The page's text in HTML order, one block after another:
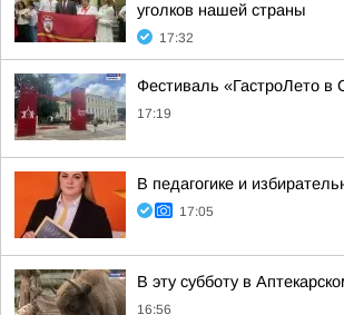
уголков нашей страны
17:32
Фестиваль «ГастроЛето в
17:19
В педагогике и
17:05
В эту субботу в
16:56